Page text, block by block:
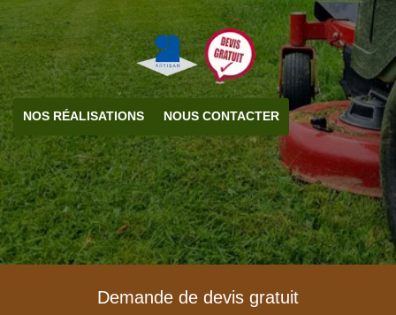
NOS RÉALISATIONS NOUS CONTACTER
Demande de devis gratuit